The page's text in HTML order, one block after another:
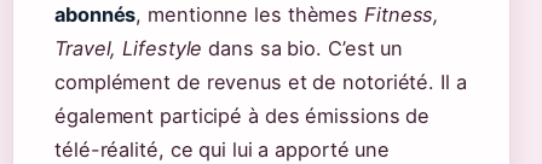
abonnés, mentionne les thèmes Fitness,
Travel, Lifestyle dans sa bio. C’est un
complément de revenus et de notoriété. Il a
également participé à des émissions de
télé-réalité, ce qui lui a apporté une